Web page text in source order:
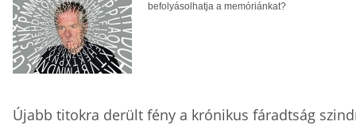
befolyásolhatja a memóriánkat?
Újabb titokra derült fény a krónikus fáradtság